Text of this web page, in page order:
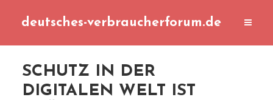
deutsches-verbraucherforum.de
SCHUTZ IN DER
DIGITALEN WELT IST